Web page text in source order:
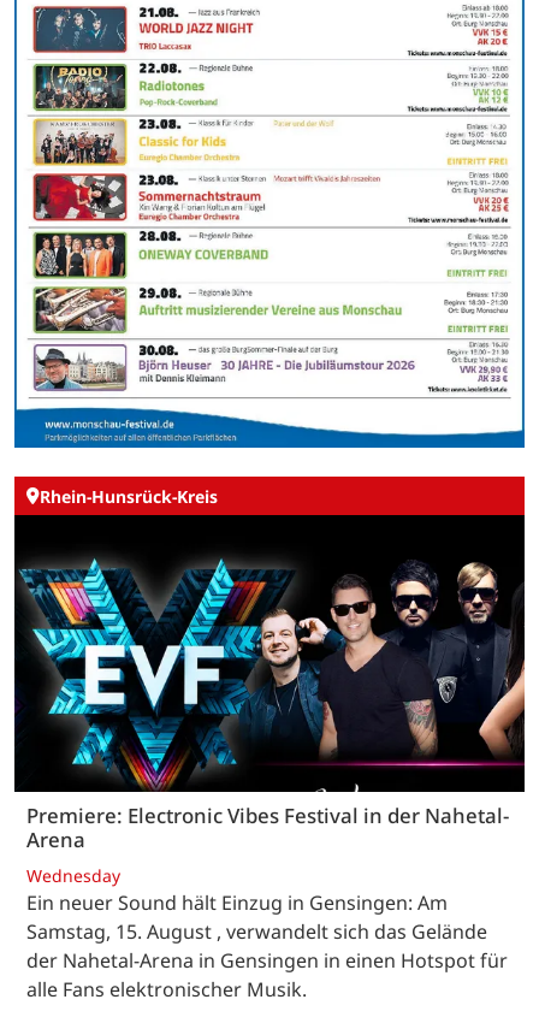
Rhein-Hunsrück-Kreis
Premiere: Electronic Vibes Festival in der Nahetal-
Arena
Wednesday
Ein neuer Sound hält Einzug in Gensingen: Am
Samstag, 15. August , verwandelt sich das Gelände
der Nahetal-Arena in Gensingen in einen Hotspot für
alle Fans elektronischer Musik.